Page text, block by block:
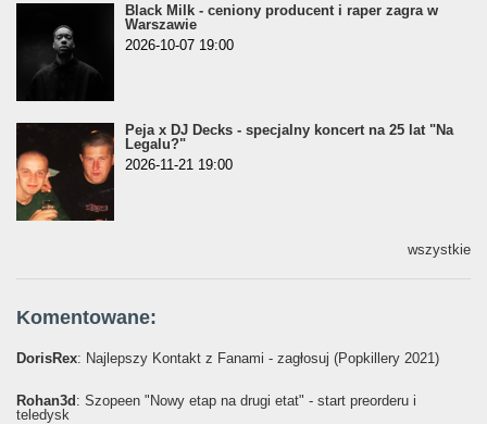
Black Milk - ceniony producent i raper zagra w
Warszawie
2026-10-07 19:00
Peja x DJ Decks - specjalny koncert na 25 lat "Na
Legalu?"
2026-11-21 19:00
wszystkie
Komentowane:
DorisRex: Najlepszy Kontakt z Fanami - zagłosuj (Popkillery 2021)
Rohan3d : Szopeen "Nowy etap na drugi etat" - start preorderu i
teledysk